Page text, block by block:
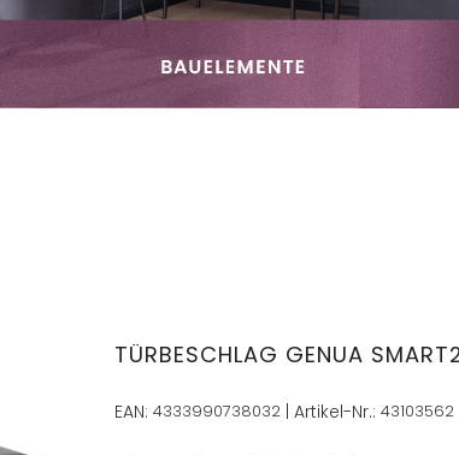
TÜRBESCHLAG GENUA
EAN: 4333990738032 | Artikel-Nr.: 43103562